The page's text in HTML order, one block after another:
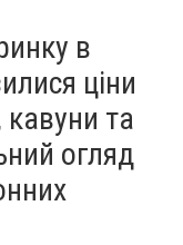
в
ціни
та
огляд